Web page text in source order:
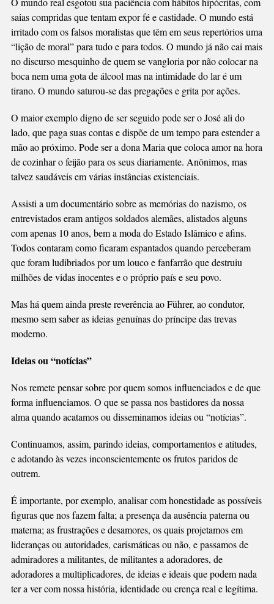
saias compridas que tentam expor fé e castidade. O mundo está
irritado com os falsos moralistas que têm em seus repertórios uma
“lição de moral” para tudo e para todos. O mundo já não cai mais
no discurso mesquinho de quem se vangloria por não colocar na
boca nem uma gota de álcool mas na intimidade do lar é um
tirano. O mundo saturou-se das pregações e grita por ações.
O maior exemplo digno de ser seguido pode ser o José ali do
lado, que paga suas contas e dispõe de um tempo para estender a
mão ao próximo. Pode ser a dona Maria que coloca amor na hora
de cozinhar o feijão para os seus diariamente. Anônimos, mas
talvez saudáveis em várias instâncias existenciais.
Assisti a um documentário sobre as memórias do nazismo, os
entrevistados eram antigos soldados alemães, alistados alguns
com apenas 10 anos, bem a moda do Estado Islâmico e afins.
Todos contaram como ficaram espantados quando perceberam
que foram ludibriados por um louco e fanfarrão que destruiu
milhões de vidas inocentes e o próprio país e seu povo.
Mas há quem ainda preste reverência ao Führer, ao condutor,
mesmo sem saber as ideias genuínas do príncipe das trevas
moderno.
Ideias ou “notícias”
Nos remete pensar sobre por quem somos influenciados e de que
forma influenciamos. O que se passa nos bastidores da nossa
alma quando acatamos ou disseminamos ideias ou “notícias”.
Continuamos, assim, parindo ideias, comportamentos e atitudes,
e adotando às vezes inconscientemente os frutos paridos de
outrem.
É importante, por exemplo, analisar com honestidade as possíveis
figuras que nos fazem falta; a presença da ausência paterna ou
materna; as frustrações e desamores, os quais projetamos em
lideranças ou autoridades, carismáticas ou não, e passamos de
admiradores a militantes, de militantes a adoradores, de
adoradores a multiplicadores, de ideias e ideais que podem nada
ter a ver com nossa história, identidade ou crença real e legítima.